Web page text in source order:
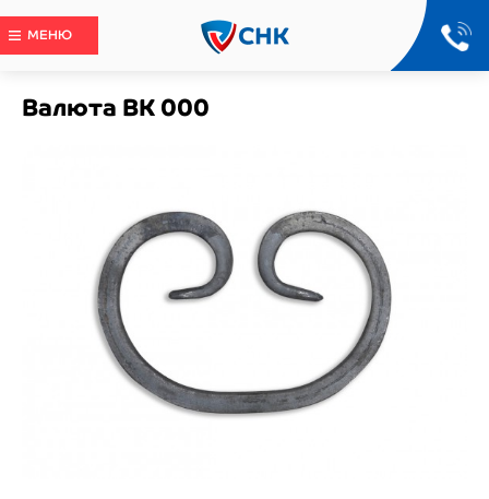
МЕНЮ
Валюта ВК 000